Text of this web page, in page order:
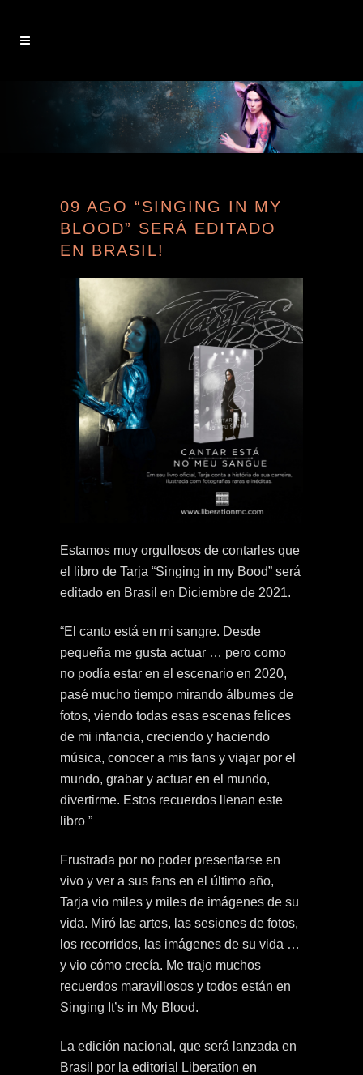
09 AGO “SINGING IN MY
BLOOD” SERÁ EDITADO
EN BRASIL!
Estamos muy orgullosos de contarles que
el libro de Tarja “Singing in my Bood” será
editado en Brasil en Diciembre de 2021.
“El canto está en mi sangre. Desde
pequeña me gusta actuar … pero como
no podía estar en el escenario en 2020,
pasé mucho tiempo mirando álbumes de
fotos, viendo todas esas escenas felices
de mi infancia, creciendo y haciendo
música, conocer a mis fans y viajar por el
mundo, grabar y actuar en el mundo,
divertirme. Estos recuerdos llenan este
libro ”
Frustrada por no poder presentarse en
vivo y ver a sus fans en el último año,
Tarja vio miles y miles de imágenes de su
vida. Miró las artes, las sesiones de fotos,
los recorridos, las imágenes de su vida …
y vio cómo crecía. Me trajo muchos
recuerdos maravillosos y todos están en
Singing It’s in My Blood.
La edición nacional, que será lanzada en
Brasil por la editorial Liberation en